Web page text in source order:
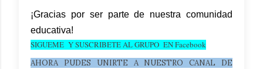
¡Gracias por ser parte de nuestra comunidad
educativa!
SIGUEME Y SUSCRIBETE AL GRUPO EN Facebook
AHORA PUDES UNIRTE A NUESTRO CANAL DE